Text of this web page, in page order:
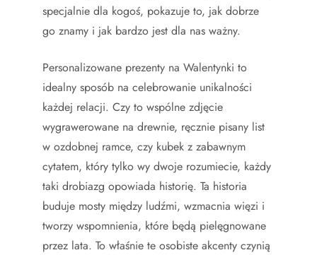
specjalnie dla kogoś, pokazuje to, jak dobrze
go znamy i jak bardzo jest dla nas ważny.
Personalizowane prezenty na Walentynki to
idealny sposób na celebrowanie unikalności
każdej relacji. Czy to wspólne zdjęcie
wygrawerowane na drewnie, ręcznie pisany list
w ozdobnej ramce, czy kubek z zabawnym
cytatem, który tylko wy dwoje rozumiecie, każdy
taki drobiazg opowiada historię. Ta historia
buduje mosty między ludźmi, wzmacnia więzi i
tworzy wspomnienia, które będą pielęgnowane
przez lata. To właśnie te osobiste akcenty czynią